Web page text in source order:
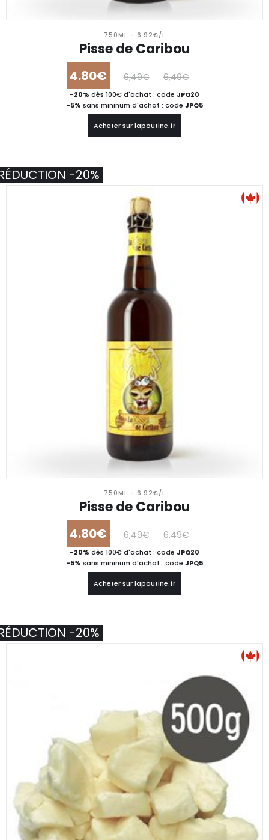
750ML - 6.92€/L
Pisse de Caribou
4.80€ 6,49€ 6,49€
-20% dès 100€ d'achat : code JPQ20
-5% sans mininum d'achat : code JPQ5
Acheter sur lapoutine.fr
750ML - 6.92€/L
Pisse de Caribou
4.80€ 6,49€ 6,49€
-20% dès 100€ d'achat : code JPQ20
-5% sans mininum d'achat : code JPQ5
-20%
Acheter sur lapoutine.fr
-20%